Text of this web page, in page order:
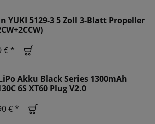
YUKI 5129-3 5 Zoll 3-Blatt Propeller
€ *
Akku Black Series 1300mAh
6S XT60 Plug V2.0
€ *